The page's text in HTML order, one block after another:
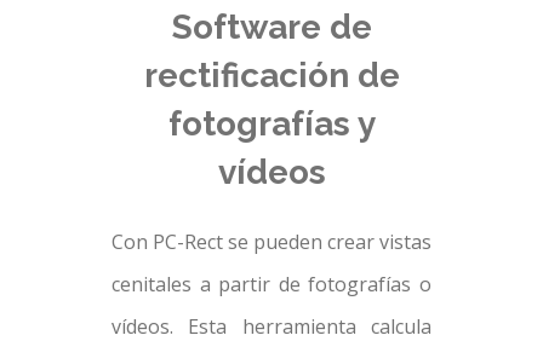
Software de
rectificación de
fotografías y
vídeos
Con PC-Rect se pueden crear vistas
cenitales a partir de fotografías o
vídeos. Esta herramienta calcula